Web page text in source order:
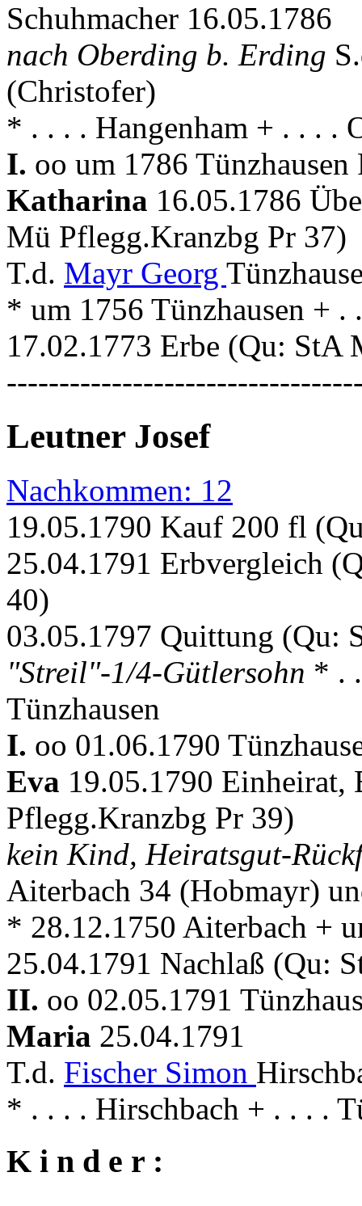
Schuhmacher 16.05.1786
nach Oberding b. Erding
(Christofer)
* . . . . Hangenham + . . . .
I. oo um 1786
Katharina 16.05.1786
Mü Pflegg.Kranzbg Pr 37)
T.d. Mayr Georg
* um 1756 Tünzhausen + .
17.02.1773 Erbe (Qu: StA
Leutner Josef
Nachkommen: 12
19.05.1790 Kauf 200 fl
25.04.1791 Erbvergleich
40)
03.05.1797 Quittung (Qu:
"Streil"-1/4-Gütlersohn * .
Tünzhausen
I. oo 01.06.1790
Eva 19.05.1790
Pflegg.Kranzbg Pr 39)
kein Kind, Heiratsgut-
Aiterbach 34 (Hobmayr)
* 28.12.1750 Aiterbach +
25.04.1791 Nachlaß (Qu:
II. oo 02.05.1791
Maria 25.04.1791
T.d. Fischer Simon
* . . . . Hirschbach + . . . .
K i n d e r :